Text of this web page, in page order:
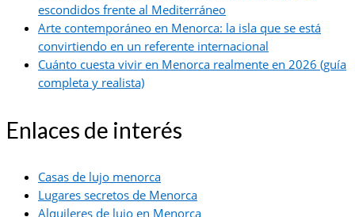
escondidos frente al Mediterráneo
Arte contemporáneo en Menorca: la isla que se está
convirtiendo en un referente internacional
Cuánto cuesta vivir en Menorca realmente en 2026 (guía
completa y realista)
Enlaces de interés
Casas de lujo menorca
Lugares secretos de Menorca
Alquileres de lujo en Menorca